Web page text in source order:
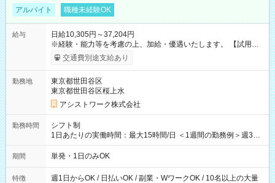
アルバイト 職種未経験OK
給与
日給10,305円～37,204円
※経験・能力等を考慮の上、加給・優遇いたします。 【試用期
間】試用期間なし
交通費別途支給あり
勤務地
東京都世田谷区
東京都世田谷区桜上水
アシストワーク株式会社
勤務時間
シフト制
1日あたりの実働時間：最大15時間/日 ＜1週間の勤務例＞週3回
勤務 勤務：月・水・金 休み：火・木・土・日 好きな時にお仕事
可能です！ ※1日あたりの最大実働時間は日勤、夜勤共に勤務し
期間 単発・1日のみOK
特徴
週1日からOK / 日払いOK / 副業・WワークOK / 10名以上の大量